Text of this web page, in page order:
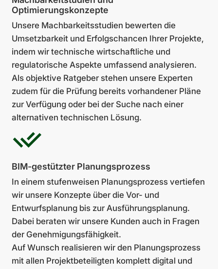
Optimierungskonzepte
Unsere Machbarkeitsstudien bewerten die
Umsetzbarkeit und Erfolgschancen Ihrer Projekte,
indem wir technische wirtschaftliche und
regulatorische Aspekte umfassend analysieren.
Als objektive Ratgeber stehen unsere Experten
zudem für die Prüfung bereits vorhandener Pläne
zur Verfügung oder bei der Suche nach einer
alternativen technischen Lösung.
BIM-gestützter Planungsprozess
In einem stufenweisen Planungsprozess vertiefen
wir unsere Konzepte über die Vor- und
Entwurfsplanung bis zur Ausführungsplanung.
Dabei beraten wir unsere Kunden auch in Fragen
der Genehmigungsfähigkeit.
Auf Wunsch realisieren wir den Planungsprozess
mit allen Projektbeteiligten komplett digital und